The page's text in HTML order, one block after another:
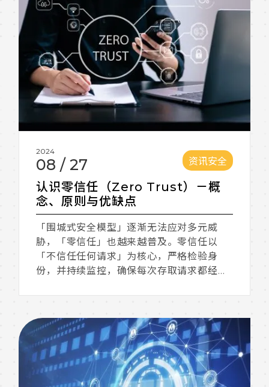
2024
08/ 27 资讯安全
认识零信任（Zero Trust）－概
念、原则与优缺点
「围城式安全模型」逐渐无法应对多元威
胁，「零信任」也越来越普及。零信任以
「不信任任何请求」为核心，严格检验身
份，并持续监控，确保每次存取请求都经过